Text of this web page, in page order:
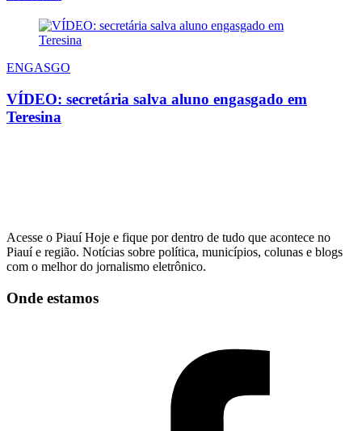
ENGASGO
VÍDEO: secretária salva aluno engasgado em
Teresina
Acesse o Piauí Hoje e fique por dentro de tudo que acontece no
Piauí e região. Notícias sobre política, municípios, colunas e blogs
com o melhor do jornalismo eletrônico.
Onde estamos